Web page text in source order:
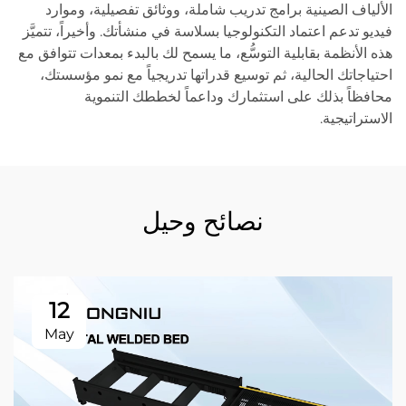
الألياف الصينية برامج تدريب شاملة، ووثائق تفصيلية، وموارد
فيديو تدعم اعتماد التكنولوجيا بسلاسة في منشأتك. وأخيراً، تتميَّز
هذه الأنظمة بقابلية التوسُّع، ما يسمح لك بالبدء بمعدات تتوافق مع
احتياجاتك الحالية، ثم توسيع قدراتها تدريجياً مع نمو مؤسستك،
محافظاً بذلك على استثمارك وداعماً لخططك التنموية
الاستراتيجية.
نصائح وحيل
12
May